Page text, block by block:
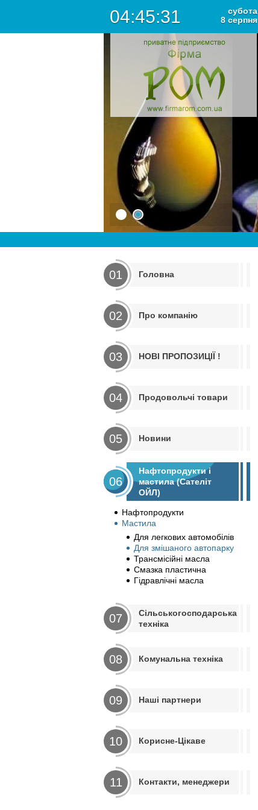
04:45:31
субота
8 серпня
01 Головна
02 Про компанію
03 НОВІ ПРОПОЗИЦІЇ !
04 Продовольчі товари
05 Новини
06
Нафтопродукти і
мастила (Сателіт
ОЙЛ)
Нафтопродукти
Мастила
Для легкових автомобілів
Для змішаного автопарку
Трансмісійні масла
Смазка пластична
Гідравлічні масла
07
Сільськогосподарська
техніка
08 Комунальна техніка
09 Наші партнери
10 Корисне-Цікаве
11 Контакти, менеджери